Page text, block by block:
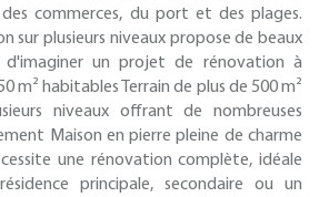
commerces, du port et des plages.
sur plusieurs niveaux propose de beaux
un projet de rénovation à
m² habitables Terrain de plus de 500 m²
niveaux offrant de nombreuses
Maison en pierre pleine de charme
une rénovation complète, idéale
principale, secondaire ou un